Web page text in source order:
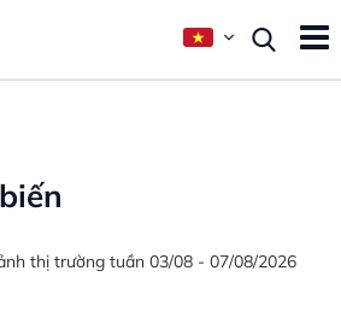
thị trường tuần 03/08 - 07/08/2026